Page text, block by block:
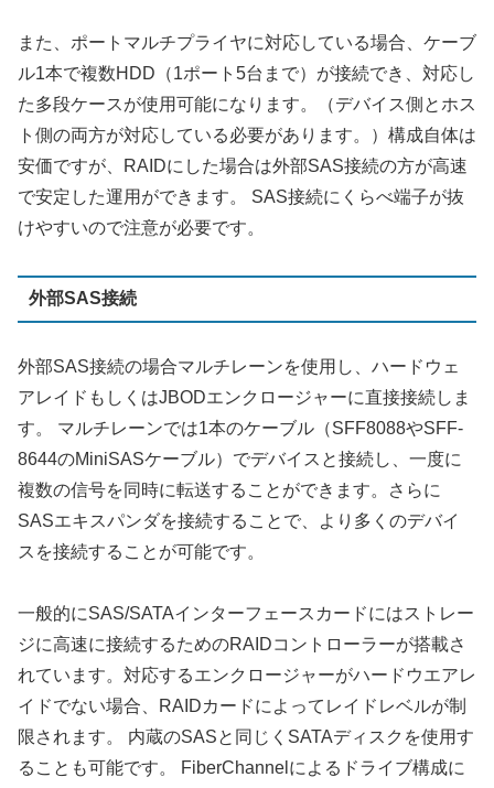
また、ポートマルチプライヤに対応している場合、ケーブ
ル1本で複数HDD（1ポート5台まで）が接続でき、対応し
た多段ケースが使用可能になります。（デバイス側とホス
ト側の両方が対応している必要があります。）構成自体は
安価ですが、RAIDにした場合は外部SAS接続の方が高速
で安定した運用ができます。 SAS接続にくらべ端子が抜
けやすいので注意が必要です。
外部SAS接続
外部SAS接続の場合マルチレーンを使用し、ハードウェ
アレイドもしくはJBODエンクロージャーに直接接続しま
す。 マルチレーンでは1本のケーブル（SFF8088やSFF-
8644のMiniSASケーブル）でデバイスと接続し、一度に
複数の信号を同時に転送することができます。さらに
SASエキスパンダを接続することで、より多くのデバイ
スを接続することが可能です。
一般的にSAS/SATAインターフェースカードにはストレー
ジに高速に接続するためのRAIDコントローラーが搭載さ
れています。対応するエンクロージャーがハードウエアレ
イドでない場合、RAIDカードによってレイドレベルが制
限されます。 内蔵のSASと同じくSATAディスクを使用す
ることも可能です。 FiberChannelによるドライブ構成に